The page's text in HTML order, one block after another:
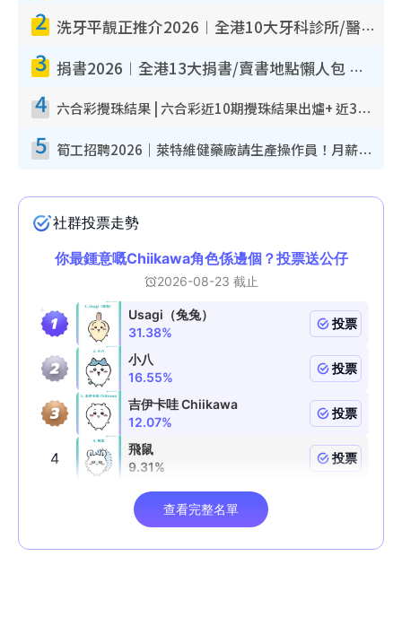
2 洗牙平靚正推介2026︱全港10大牙科診所/醫院懶人包 夜診至8點/鎮靜潔牙/醫療券適用
3 捐書2026︱全港13大捐書/賣書地點懶人包 二手課本最高$150＋舊書換免費咖啡/戲票
4 六合彩攪珠結果 | 六合彩近10期攪珠結果出爐+ 近30期最旺熱門中獎號碼
5 筍工招聘2026｜萊特維健藥廠請生產操作員！月薪高達$1.7萬 冷氣廠房/五天工作/保證雙糧